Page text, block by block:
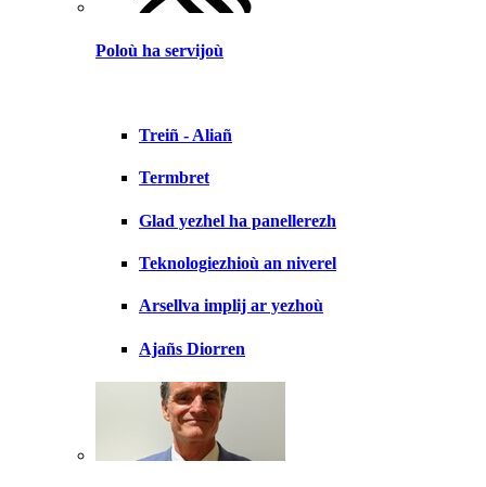
Poloù ha servijoù
Treiñ - Aliañ
Termbret
Glad yezhel ha panellerezh
Teknologiezhioù an niverel
Arsellva implij ar yezhoù
Ajañs Diorren